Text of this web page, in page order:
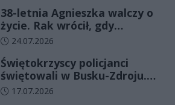
38-letnia Agnieszka walczy o
życie. Rak wrócił, gdy
wydawało się, że najgorsze
Data dodania artykułu:
24.07.2026
Świętokrzyscy policjanci
świętowali w Busku-Zdroju.
Czterdziestu nowych
Data dodania artykułu:
17.07.2026